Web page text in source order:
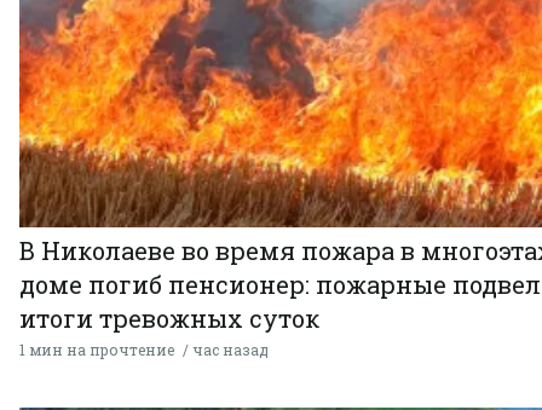
В Николаеве во время пожара в
доме погиб пенсионер: пожарные
итоги тревожных суток
1 мин на прочтение час назад